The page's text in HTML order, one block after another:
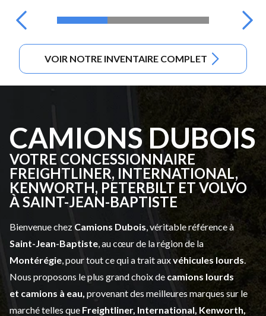
VOIR NOTRE INVENTAIRE COMPLET
CAMIONS DUBOIS
VOTRE CONCESSIONNAIRE
FREIGHTLINER, INTERNATIONAL,
KENWORTH, PETERBILT ET VOLVO
À SAINT-JEAN-BAPTISTE
Bienvenue chez Camions Dubois , véritable référence à
Saint-Jean-Baptiste , au cœur de la région de la
Montérégie , pour tout ce qui a trait auxvéhicules lourds
Nous proposons le plus grand choix de camions lourds
et camions à eau, provenant des meilleures marques sur le
marché telles que Freightliner, International, Kenworth,